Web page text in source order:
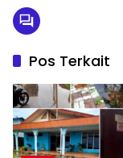
Pos Terkait